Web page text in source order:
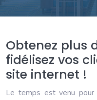
Obtenez plus
fidélisez vos
site internet !
Le temps est venu